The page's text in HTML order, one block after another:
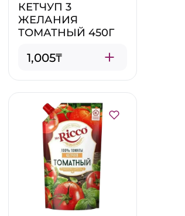
КЕТЧУП 3
ЖЕЛАНИЯ
ТОМАТНЫЙ 450Г
1,005₸